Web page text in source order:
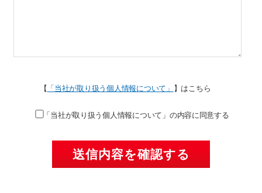
【 「当社が取り扱う個人情報について」 】はこちら
「当社が取り扱う個人情報について」の内容に同意する